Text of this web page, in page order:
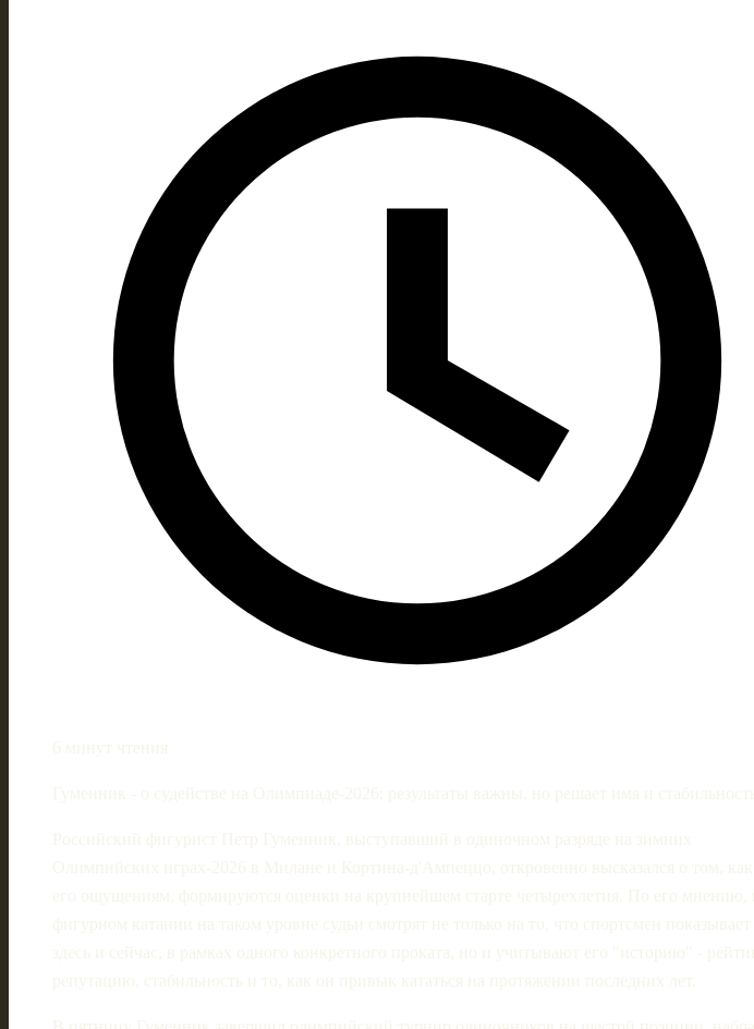
6 минут чтения
Гуменник - о судействе на Олимпиаде‑2026: результаты важны, но решает имя и стабильность
Российский фигурист Петр Гуменник, выступавший в одиночном разряде на зимних
Олимпийских играх‑2026 в Милане и Кортина‑д'Ампеццо, откровенно высказался о том,
его ощущениям, формируются оценки на крупнейшем старте четырехлетия. По его мнению,
фигурном катании на таком уровне судьи смотрят не только на то, что спортсмен показывает
здесь и сейчас, в рамках одного конкретного проката, но и учитывают его "историю" -
репутацию, стабильность и то, как он привык кататься на протяжении последних лет.